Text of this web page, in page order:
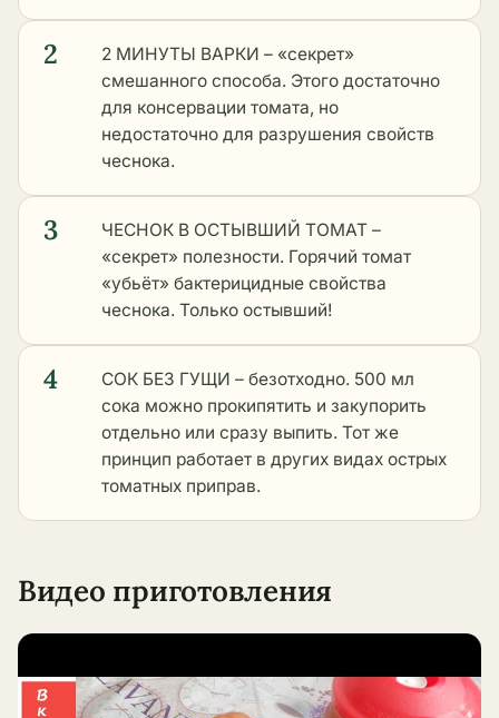
2
2 МИНУТЫ ВАРКИ – «секрет»
смешанного способа. Этого достаточно
для консервации томата, но
недостаточно для разрушения свойств
чеснока.
3
ЧЕСНОК В ОСТЫВШИЙ ТОМАТ –
«секрет» полезности. Горячий томат
«убьёт» бактерицидные свойства
чеснока. Только остывший!
4
СОК БЕЗ ГУЩИ – безотходно. 500 мл
сока можно прокипятить и закупорить
отдельно или сразу выпить. Тот же
принцип работает в других видах острых
томатных приправ.
Видео приготовления